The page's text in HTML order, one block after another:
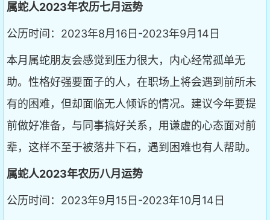
属蛇人2023年农历七月运势
公历时间：2023年8月16日-2023年9月14日
本月属蛇朋友会感觉到压力很大，内心经常孤单无
助。性格好强要面子的人，在职场上将会遇到前所未
有的困难，但却面临无人倾诉的情况。建议今年要提
前做好准备，与同事搞好关系，用谦虚的心态面对前
辈，这样不至于被落井下石，遇到困难也有人帮助。
属蛇人2023年农历八月运势
公历时间：2023年9月15日-2023年10月14日